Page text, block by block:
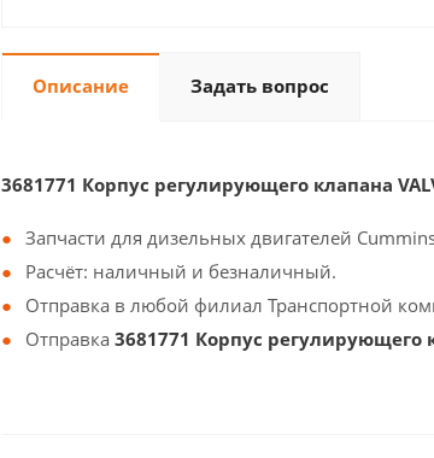
Описание Задать вопрос
3681771 Корпус регулирующего клапана
Запчасти для дизельных двигателей
Расчёт: наличный и безналичный.
Отправка в любой филиал Транспортной
Отправка 3681771 Корпус регулирующего